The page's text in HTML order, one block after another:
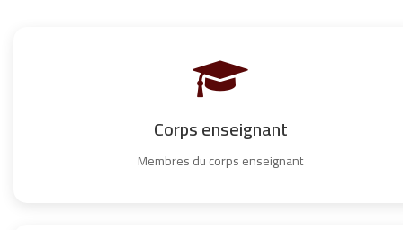
Corps enseignant
Membres du corps enseignant